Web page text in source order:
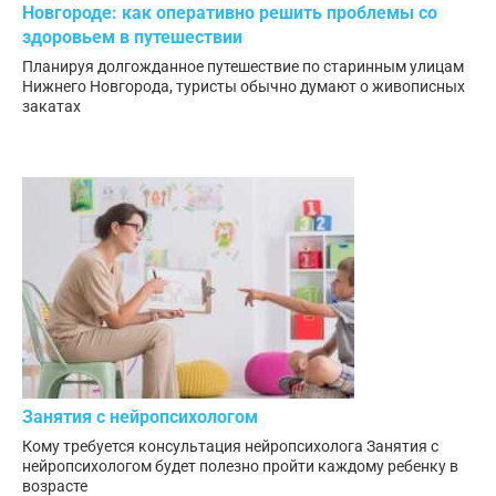
Новгороде: как оперативно решить проблемы со
здоровьем в путешествии
Планируя долгожданное путешествие по старинным улицам
Нижнего Новгорода, туристы обычно думают о живописных
закатах
Занятия с нейропсихологом
Кому требуется консультация нейропсихолога Занятия с
нейропсихологом будет полезно пройти каждому ребенку в
возрасте